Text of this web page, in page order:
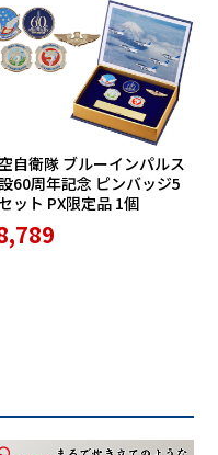
吸収して熱エネルギー
、さらに抗菌・防臭加
もキープ。
底）
自衛隊 ブルーインパルス
60周年記念 ピンバッジ5
ット PX限定品 1個